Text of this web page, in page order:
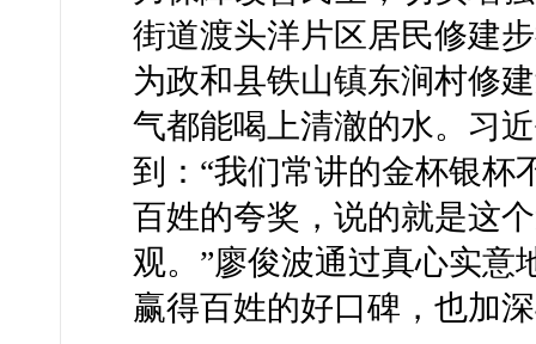
街道渡头洋片区居民修建
为政和县铁山镇东涧村修
气都能喝上清澈的水。习
到：“我们常讲的金杯银杯
百姓的夸奖，说的就是这
观。”廖俊波通过真心实意
赢得百姓的好口碑，也加